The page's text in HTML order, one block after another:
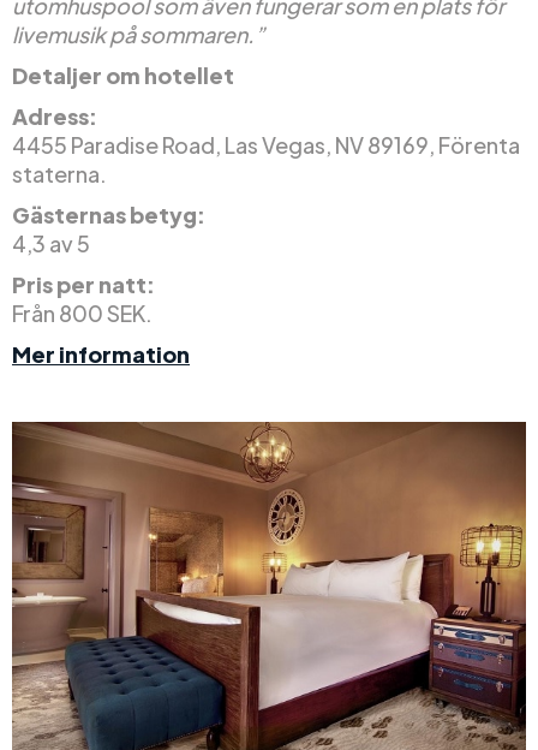
livemusik på sommaren.”
Detaljer om hotellet
Adress:
4455 Paradise Road, Las Vegas, NV 89169, Förenta
staterna.
Gästernas betyg:
4,3 av 5
Pris per natt:
Från 800 SEK.
Mer information